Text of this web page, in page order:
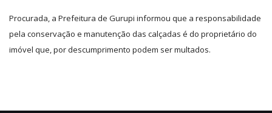
Procurada, a Prefeitura de Gurupi informou que a responsabilidade
pela conservação e manutenção das calçadas é do proprietário do
imóvel que, por descumprimento podem ser multados.